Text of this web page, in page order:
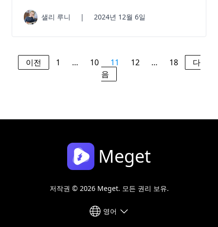
샐리 루니 | 2024년 12월 6일
이전 1 … 10 11 12 … 18
다
음
Meget
저작권 © 2026 Meget. 모든 권리 보유.
영어